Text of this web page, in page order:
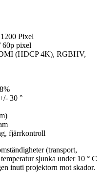
Pixel
60p pixel
(HDCP 4K), RGBHV,
30 °
fjärrkontroll
(transport,
sjunka under 10 ° C
inuti projektorn mot skador.